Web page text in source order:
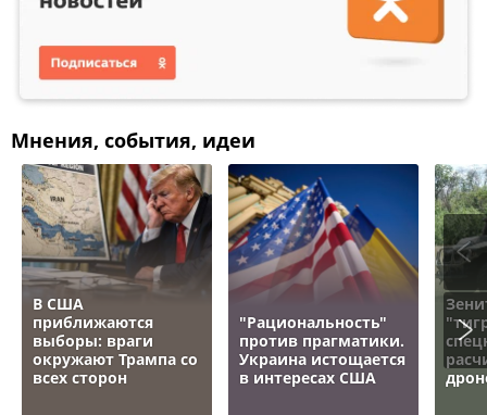
Мнения, события, идеи
В США
приближаются
выборы: враги
окружают Трампа со
всех сторон
"Рациональность"
против прагматики.
Украина истощается
в интересах США